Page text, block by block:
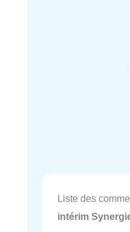
Liste des
intérim